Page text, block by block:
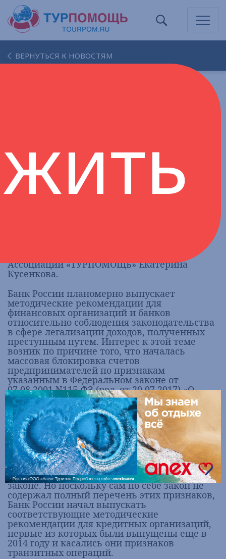
ВЕРНУТЬСЯ К НОВОСТЯМ
25 октября 2017 года на площадке
Ассоциации “ТУРПОМОЩЬ” состоялся
очередной вебинар на актуальную тему.
Методические рекомендации ЦБ «О подходах
Георгий Мохов и юрист
Ассоциации «ТУРПОМОЩЬ» Екатерина
Кусенкова.
Банк России планомерно выпускает
методические рекомендации для
финансовых организаций и банков
относительно соблюдения законодательства
в сфере легализации доходов, полученных
преступным путем. Интерес к этой теме
возник по причине того, что началась
массовая блокировка счетов
предпринимателей по признакам
указанным в Федеральном законе от
07.08.2001 N115-ФЗ (ред. от 20.07.2017) «О
противодействии легализации (отмыванию)
доходов, полученных преступным путем, и
финансированию терроризма», где говорится
о том, что банковская кредитная
организация, проводящая денежные
операции, вправе остановить операции по
счету и не выполнять распоряжения
клиента на перевод денежных средств, если
имеются признаки указанные в данном
законе. Но поскольку сам по себе закон не
содержал полный перечень этих признаков,
Банк России начал выпускать
соответствующие методические
рекомендации для кредитных организаций,
первые из которых были выпущены еще в
2014 году и касались они признаков
транзитных операций.